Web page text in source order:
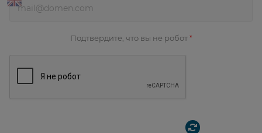
Подтвердите, что вы не робот *